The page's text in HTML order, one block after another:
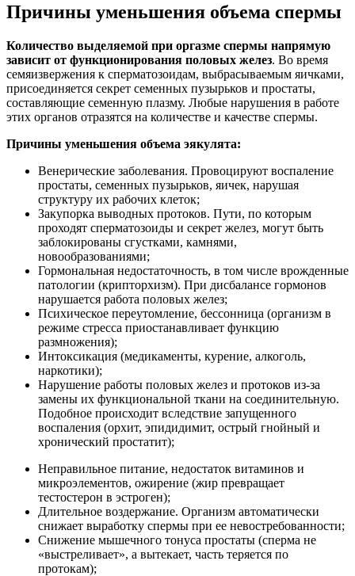
Причины уменьшения объема спермы
Количество выделяемой при оргазме спермы напрямую
зависит от функционирования половых желез. Во время
семяизвержения к сперматозоидам, выбрасываемым яичками,
присоединяется секрет семенных пузырьков и простаты,
составляющие семенную плазму. Любые нарушения в работе
этих органов отразятся на количестве и качестве спермы.
Причины уменьшения объема эякулята:
Венерические заболевания. Провоцируют воспаление
простаты, семенных пузырьков, яичек, нарушая
структуру их рабочих клеток;
Закупорка выводных протоков. Пути, по которым
проходят сперматозоиды и секрет желез, могут быть
заблокированы сгустками, камнями,
новообразованиями;
Гормональная недостаточность, в том числе врожденные
патологии (крипторхизм). При дисбалансе гормонов
нарушается работа половых желез;
Психическое переутомление, бессонница (организм в
режиме стресса приостанавливает функцию
размножения);
Интоксикация (медикаменты, курение, алкоголь,
наркотики);
Нарушение работы половых желез и протоков из-за
замены их функциональной ткани на соединительную.
Подобное происходит вследствие запущенного
воспаления (орхит, эпидидимит, острый гнойный и
хронический простатит);
Неправильное питание, недостаток витаминов и
микроэлементов, ожирение (жир превращает
тестостерон в эстроген);
Длительное воздержание. Организм автоматически
снижает выработку спермы при ее невостребованности;
Снижение мышечного тонуса простаты (сперма не
«выстреливает», а вытекает, часть теряется по
протокам);